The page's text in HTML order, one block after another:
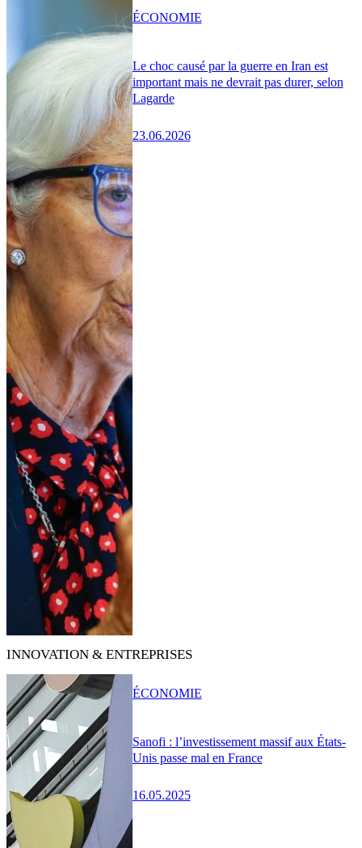
Le choc causé par la guerre en Iran est
important mais ne devrait pas durer, selon
Lagarde
23.06.2026
ÉCONOMIE
INNOVATION & ENTREPRISES
Sanofi : l’investissement massif aux États-
Unis passe mal en France
16.05.2025
ÉCONOMIE